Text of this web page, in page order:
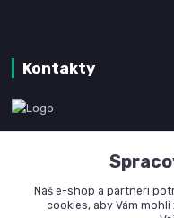
Kontakty
+421 905 327 801
(Po-Pia, 8-16 hod.)
Náš e-shop a partneri
cookies, aby Vám